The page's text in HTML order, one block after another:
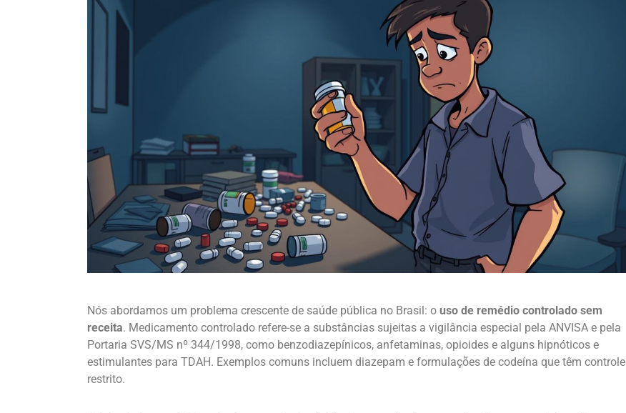
Nós abordamos um problema crescente de saúde pública no Brasil: o uso de remédio controlado sem
receita. Medicamento controlado refere-se a substâncias sujeitas a vigilância especial pela ANVISA e pela
Portaria SVS/MS nº 344/1998, como benzodiazepínicos, anfetaminas, opioides e alguns hipnóticos e
estimulantes para TDAH. Exemplos comuns incluem diazepam e formulações de codeína que têm controle
restrito.